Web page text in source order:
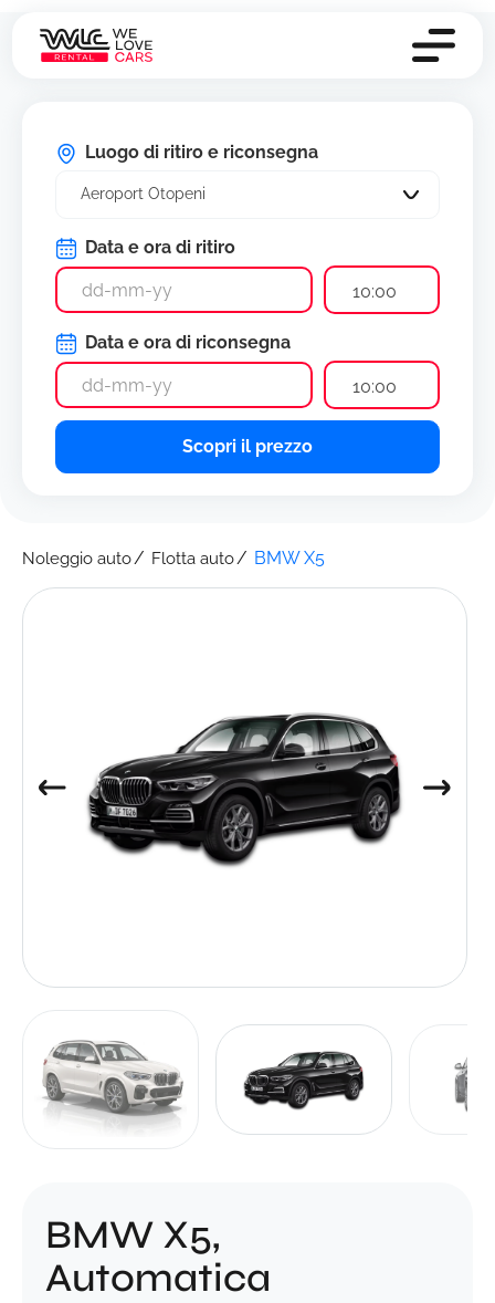
Luogo di ritiro e riconsegna
Aeroport Otopeni
Data e ora di ritiro
10:00
Data e ora di riconsegna
10:00
Scopri il prezzo
Noleggio auto Flotta auto BMW X5
BMW X5,
Automatica